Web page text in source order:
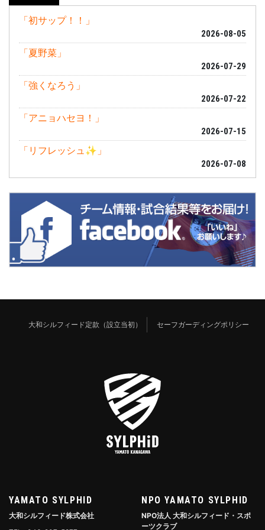
「初サップ！！」
2026-08-05
「夏野菜」
2026-07-29
「強くなろう」
2026-07-22
「アニョハセヨ！」
2026-07-15
「リフレッシュ✨」
2026-07-08
大和シルフィード定款（設立当初） セーフガーディングポリシー
YAMATO SYLPHID
大和シルフィード株式会社
NPO YAMATO SYLPHID
NPO法人 大和シルフィード・スポ
ーツクラブ